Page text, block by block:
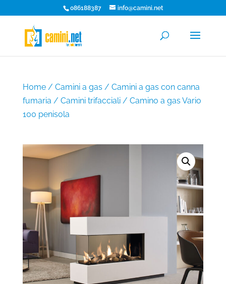
086188387 info@camini.net
Home/ Camini a gas / Camini a gas con canna
fumaria / Camini trifacciali/ Camino a gas Vario
100 penisola